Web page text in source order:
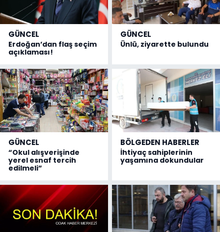
GÜNCEL
Erdoğan’dan flaş seçim
açıklaması!
GÜNCEL
Ünlü, ziyarette bulundu
GÜNCEL
“Okul alışverişinde
yerel esnaf tercih
edilmeli”
BÖLGEDEN HABERLER
İhtiyaç sahiplerinin
yaşamına dokundular